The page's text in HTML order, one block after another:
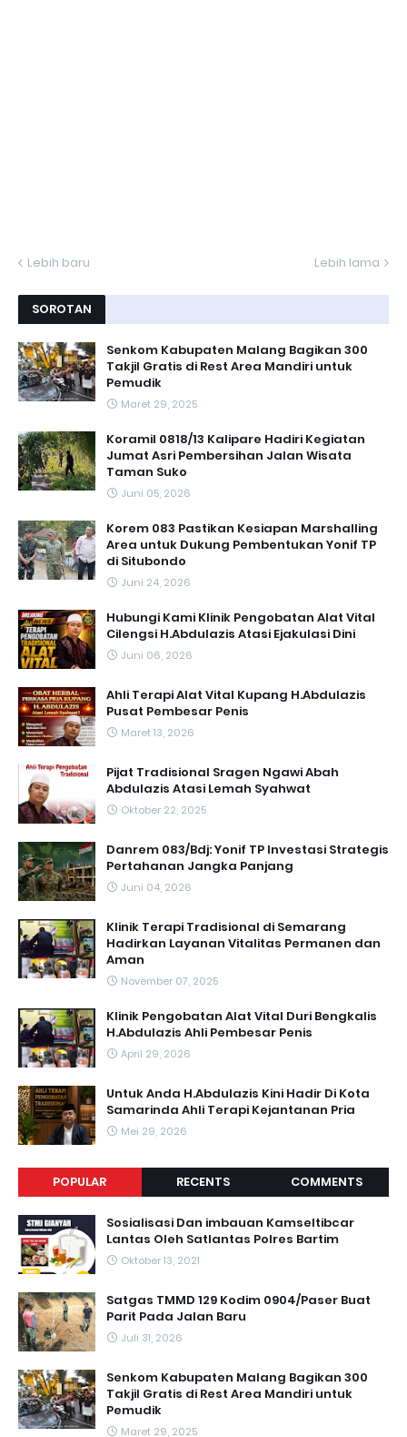
Lebih baru Lebih lama
SOROTAN
Senkom Kabupaten Malang Bagikan 300
Takjil Gratis di Rest Area Mandiri untuk
Pemudik
Maret 29, 2025
Koramil 0818/13 Kalipare Hadiri Kegiatan
Jumat Asri Pembersihan Jalan Wisata
Taman Suko
Juni 05, 2026
Korem 083 Pastikan Kesiapan Marshalling
Area untuk Dukung Pembentukan Yonif TP
di Situbondo
Juni 24, 2026
Hubungi Kami Klinik Pengobatan Alat Vital
Cilengsi H.Abdulazis Atasi Ejakulasi Dini
Juni 06, 2026
Ahli Terapi Alat Vital Kupang H.Abdulazis
Pusat Pembesar Penis
Maret 13, 2026
Pijat Tradisional Sragen Ngawi Abah
Abdulazis Atasi Lemah Syahwat
Oktober 22, 2025
Danrem 083/Bdj: Yonif TP Investasi Strategis
Pertahanan Jangka Panjang
Juni 04, 2026
Klinik Terapi Tradisional di Semarang
Hadirkan Layanan Vitalitas Permanen dan
Aman
November 07, 2025
Klinik Pengobatan Alat Vital Duri Bengkalis
H.Abdulazis Ahli Pembesar Penis
April 29, 2026
Untuk Anda H.Abdulazis Kini Hadir Di Kota
Samarinda Ahli Terapi Kejantanan Pria
Mei 29, 2026
POPULAR RECENTS COMMENTS
Sosialisasi Dan imbauan Kamseltibcar
Lantas Oleh Satlantas Polres Bartim
Oktober 13, 2021
Satgas TMMD 129 Kodim 0904/Paser Buat
Parit Pada Jalan Baru
Juli 31, 2026
Senkom Kabupaten Malang Bagikan 300
Takjil Gratis di Rest Area Mandiri untuk
Pemudik
Maret 29, 2025